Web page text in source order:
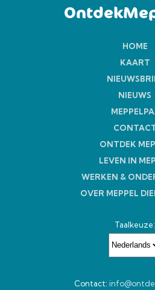
HOME
KAART
NIEUWS
ONTDEK
LEVEN IN
WERKEN &
OVER MEPPEL
Taalkeuze:
Contact: